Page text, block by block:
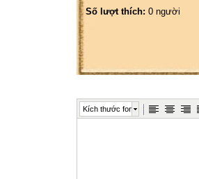
Số lượt thích: 0 người
Kích thước font